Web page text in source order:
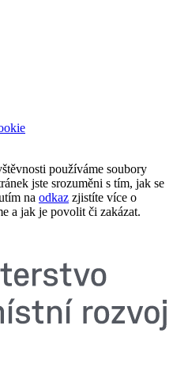
používáme soubory
jste srozuměni s tím, jak se
na odkaz zjistíte více o
a jak je povolit či zakázat.